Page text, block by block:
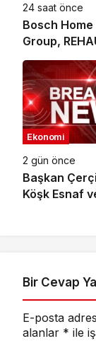
24 saat önce
Bosch
Group,
Isıtma
Türkiye’deki
distribütörü
Ekonomi
2 gün önce
Başkan
Köşk Esnaf
Bir Cevap
E-posta
alanlar * ile